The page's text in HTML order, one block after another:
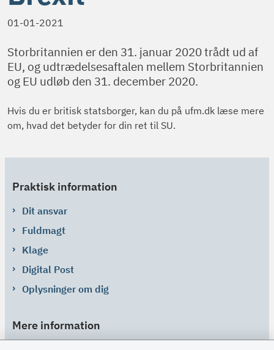
01-01-2021
Storbritannien er den 31. januar 2020 trådt ud af
EU, og udtrædelsesaftalen mellem Storbritannien
og EU udløb den 31. december 2020.
Hvis du er britisk statsborger, kan du på ufm.dk læse mere
om, hvad det betyder for din ret til SU.
Praktisk information
Dit ansvar
Fuldmagt
Klage
Digital Post
Oplysninger om dig
Mere information